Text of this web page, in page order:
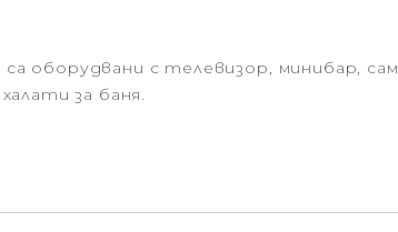
са оборудвани с телевизор, минибар,
за баня.